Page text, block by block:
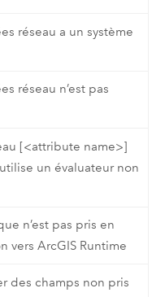
réseau a un système
réseau n’est pas
[<attribute name>]
un évaluateur non
n’est pas pris en
vers ArcGIS Runtime
des champs non pris